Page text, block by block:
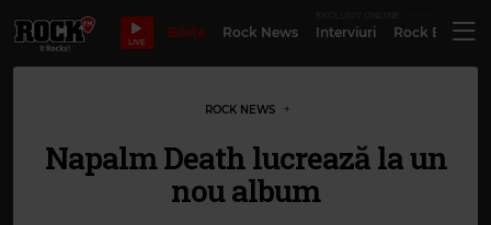
LIVE
Bilete Rock News Interviuri Rock
ROCK NEWS
Napalm Death lucrează la un
nou album